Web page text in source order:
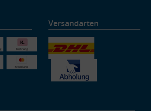
Versandarten